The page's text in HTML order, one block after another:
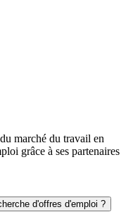
marché du travail en
grâce à ses partenaires
d'offres d'emploi ?